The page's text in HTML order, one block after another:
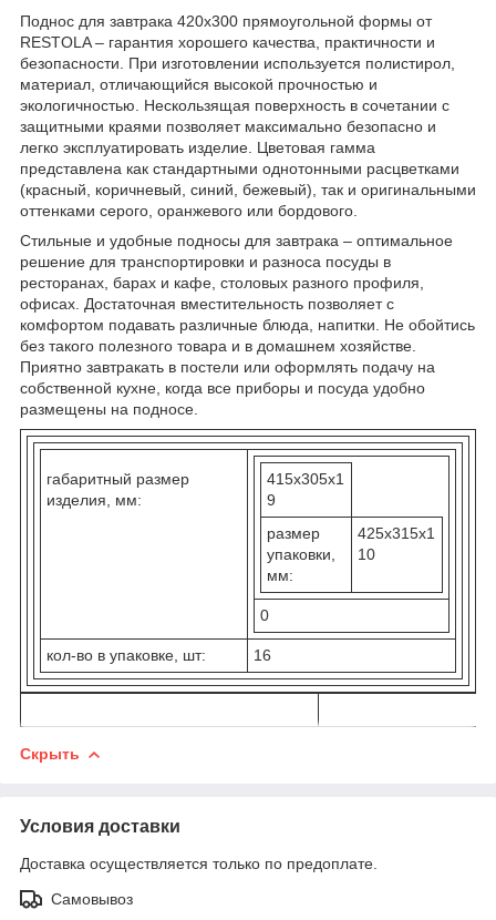
Поднос для завтрака 420x300 прямоугольной формы от
RESTOLA – гарантия хорошего качества, практичности и
безопасности. При изготовлении используется полистирол,
материал, отличающийся высокой прочностью и
экологичностью. Нескользящая поверхность в сочетании с
защитными краями позволяет максимально безопасно и
легко эксплуатировать изделие. Цветовая гамма
представлена как стандартными однотонными расцветками
(красный, коричневый, синий, бежевый), так и оригинальными
оттенками серого, оранжевого или бордового.
Стильные и удобные подносы для завтрака – оптимальное
решение для транспортировки и разноса посуды в
ресторанах, барах и кафе, столовых разного профиля,
офисах. Достаточная вместительность позволяет с
комфортом подавать различные блюда, напитки. Не обойтись
без такого полезного товара и в домашнем хозяйстве.
Приятно завтракать в постели или оформлять подачу на
собственной кухне, когда все приборы и посуда удобно
размещены на подносе.
габаритный размер
изделия, мм:
415x305х1
9
размер
упаковки,
мм:
425х315х1
10
0
кол-во в упаковке, шт: 16
Скрыть
Условия доставки
Доставка осуществляется только по предоплате.
Самовывоз